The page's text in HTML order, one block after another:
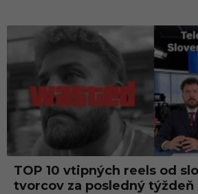
TOP 10 vtipných reels od
tvorcov za posledný týždeň